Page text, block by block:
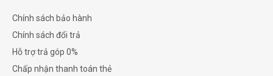
Chính sách bảo hành
Chính sách đổi trả
Hỗ trợ trả góp 0%
Chấp nhận thanh toán thẻ